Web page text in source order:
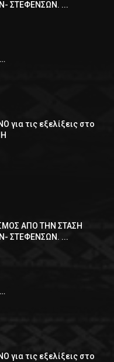
ΣΤΕΦΕΝΣΩΝ. ...
για τις εξελίξεις στο
ΑΠΟ ΤΗΝ ΣΤΑΣΗ
ΣΤΕΦΕΝΣΩΝ. ...
για τις εξελίξεις στο